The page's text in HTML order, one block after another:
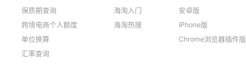
保质期查询
跨境电商个人额度
单位换算
汇率查询
海淘入门
海淘热搜
安卓版
iPhone版
Chrome浏览器插件版